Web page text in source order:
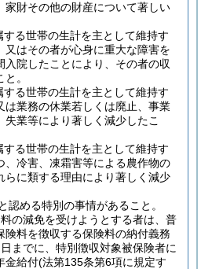
家財その他の財産について著しい
る世帯の生計を主として維持す
又はその者が心身に重大な障害を
入院したことにより、その者の収
。
る世帯の生計を主として維持す
は業務の休業若しくは廃止、事業
失業等により著しく減少したこ
る世帯の生計を主として維持す
、冷害、凍霜害等による農作物の
らに類する理由により著しく減少
認める特別の事情があること。
の減免を受けようとする者は、普
険料を徴収する保険料の納付義務
までに、特別徴収対象被保険者に
金給付(法第135条第6項に規定す